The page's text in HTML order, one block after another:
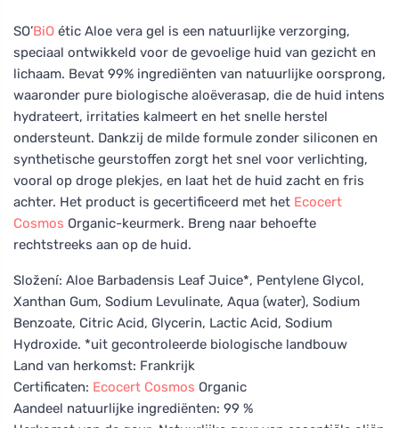
SO’BiO étic Aloe vera gel is een natuurlijke verzorging,
speciaal ontwikkeld voor de gevoelige huid van gezicht en
lichaam. Bevat 99% ingrediënten van natuurlijke oorsprong,
waaronder pure biologische aloëverasap, die de huid intens
hydrateert, irritaties kalmeert en het snelle herstel
ondersteunt. Dankzij de milde formule zonder siliconen en
synthetische geurstoffen zorgt het snel voor verlichting,
vooral op droge plekjes, en laat het de huid zacht en fris
achter. Het product is gecertificeerd met het Ecocert
Cosmos Organic-keurmerk. Breng naar behoefte
rechtstreeks aan op de huid.
Složení: Aloe Barbadensis Leaf Juice*, Pentylene Glycol,
Xanthan Gum, Sodium Levulinate, Aqua (water), Sodium
Benzoate, Citric Acid, Glycerin, Lactic Acid, Sodium
Hydroxide. *uit gecontroleerde biologische landbouw
Land van herkomst: Frankrijk
Certificaten: Ecocert Cosmos Organic
Aandeel natuurlijke ingrediënten: 99 %